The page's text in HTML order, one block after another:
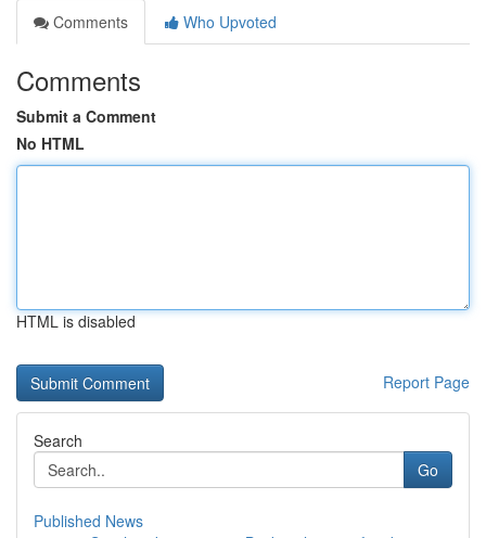
Comments
Who Upvoted
Comments
Submit a Comment
No HTML
HTML is disabled
Report Page
Search
Go
Published News